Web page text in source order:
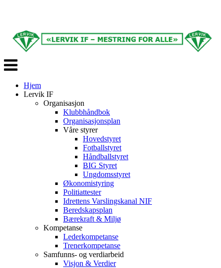
Veksle
navigasjon
Hjem
Lervik IF
Organisasjon
Klubbhåndbok
Organisasjonsplan
Våre styrer
Hovedstyret
Fotballstyret
Håndballstyret
BIG Styret
Ungdomsstyret
Økonomistyring
Politiattester
Idrettens Varslingskanal NIF
Beredskapsplan
Bærekraft & Miljø
Kompetanse
Lederkompetanse
Trenerkompetanse
Samfunns- og verdiarbeid
Visjon & Verdier